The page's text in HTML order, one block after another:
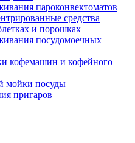
пароконвектоматов
средства
и порошках
посудомоечных
кофемашин и кофейного
мойки посуды
пригаров